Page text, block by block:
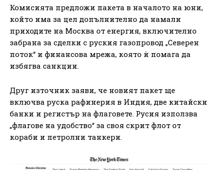
Комисията предложи пакета в началото на юни,
който има за цел допълнително да намали
приходите на Москва от енергия, включително
забрана за сделки с руския газопровод „Северен
поток“ и финансова мрежа, която ѝ помага да
избягва санкции.
Друг източник заяви, че новият пакет ще
включва руска рафинерия в Индия, две китайски
банки и регистър на флаговете. Русия използва
„флагове на удобство“ за своя скрит флот от
кораби и петролни танкери.